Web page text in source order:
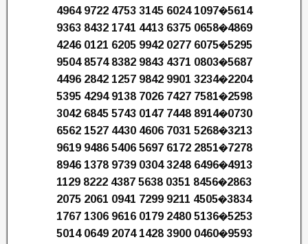
4964 9722 4753 3145 6024 1097�5614
9363 8432 1741 4413 6375 0658�4869
4246 0121 6205 9942 0277 6075�5295
9504 8574 8382 9843 4371 0803�5687
4496 2842 1257 9842 9901 3234�2204
5395 4294 9138 7026 7427 7581�2598
3042 6845 5743 0147 7448 8914�0730
6562 1527 4430 4606 7031 5268�3213
9619 9486 5406 5697 6172 2851�7278
8946 1378 9739 0304 3248 6496�4913
1129 8222 4387 5638 0351 8456�2863
2075 2061 0941 7299 9211 4505�3834
1767 1306 9616 0179 2480 5136�5253
5014 0649 2074 1428 3900 0460�9593